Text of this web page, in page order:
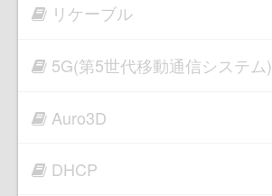
リケーブル
5G(第5世代移動通信システム)
Auro3D
DHCP